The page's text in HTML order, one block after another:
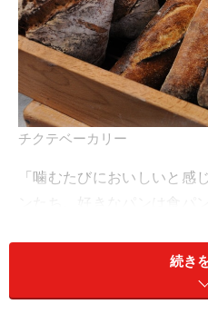
チクテベーカリー
「噛むたびにおいしいと感
ィーヌなどなど！ サンドイ
フィリングとの相性が抜群
の甘みが最大限に味わえま
続き